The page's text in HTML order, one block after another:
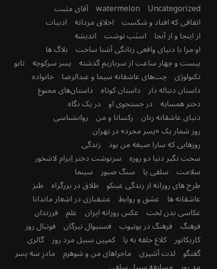
Uncategorized
watermelon آقای مثبت
اتفاقی که افتاد و شکست اخلاق مردانه ادبیات
از اینجا و از آنجا اسنَپ نوشت اندیشه
او مرا با دنیای واقعی زنانگی آشنا ساخت بلاگ ها
بیست و چهار ساعت از سربازیم گذشته پسر سرکوچه تابو
تکنولوژی چت‌های عاشقانه سیما و عبدالرضا خانواده
داستان دنباله دار داستان کوتاه داستان‌های ممنوع
دختر همسایه در جستجوی او در یک نگاه
دنیای عاشقانه زنان رکسانا و من روانشناسی
روز شمار یک «پسر مجرد» در تهران
روزهایی که سارا صیغه من بود زندگی
سخت نگیر دنیا دو روزه سرنوشت دختر اِبرام لاشخور
سلامت سلفی پا سنگ صبور سینما
طرح های روزانه از زندگی عینکو طلاق در بزرگراه طنز
عاشقانه ها عشق و روابط عشقبازی در اشعار ماندانا
عکاسی بدن لخت عکس روزانه ایران علم فرزندان
فرهنگ فرهنگ در یوتیوب فستیوال تیرگان فوتبال روز
کاریکاتور کلاغ حلقه به پا کمپین سبیل مرد روز گالری
گفتگو لذت آشپزی ماجراهای من و شوهرم مادرِ سه پسر